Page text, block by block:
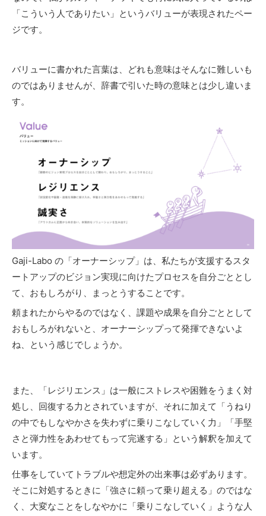
「こういう人でありたい」というバリューが表現されたペー
ジです。
バリューに書かれた言葉は、どれも意味はそんなに難しいも
のではありませんが、辞書で引いた時の意味とは少し違いま
す。
Gaji-Labo の「オーナーシップ」は、私たちが支援するスタ
ートアップのビジョン実現に向けたプロセスを自分ごととし
て、おもしろがり、まっとうすることです。
頼まれたからやるのではなく、課題や成果を自分ごととして
おもしろがれないと、オーナーシップって発揮できないよ
ね、という感じでしょうか。
また、「レジリエンス」は一般にストレスや困難をうまく対
処し、回復する力とされていますが、それに加えて「うねり
の中でもしなやかさを失わずに乗りこなしていく力」「手堅
さと弾力性をあわせてもって完遂する」という解釈を加えて
います。
仕事をしていてトラブルや想定外の出来事は必ずあります。
そこに対処するときに「強さに頼って乗り超える」のではな
く、大変なことをしなやかに「乗りこなしていく」ような人